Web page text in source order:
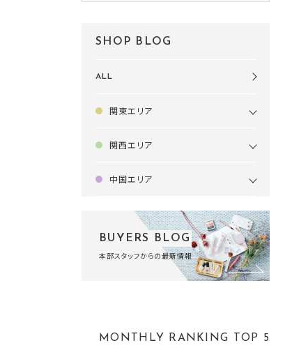
SHOP BLOG
ALL
関東エリア
関西エリア
中国エリア
BUYERS BLOG
本部スタッフからの最新情報
MONTHLY RANKING TOP 5